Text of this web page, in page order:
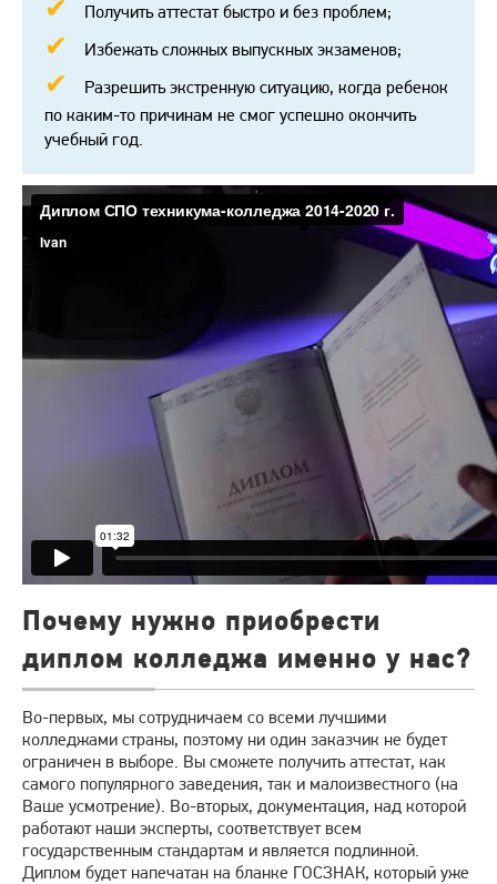
Получить аттестат быстро и без проблем;
Избежать сложных выпускных экзаменов;
Разрешить экстренную ситуацию, когда ребенок
по каким-то причинам не смог успешно окончить
учебный год.
Почему нужно приобрести
диплом колледжа именно у нас?
Во-первых, мы сотрудничаем со всеми лучшими
колледжами страны, поэтому ни один заказчик не будет
ограничен в выборе. Вы сможете получить аттестат, как
самого популярного заведения, так и малоизвестного (на
Ваше усмотрение). Во-вторых, документация, над которой
работают наши эксперты, соответствует всем
государственным стандартам и является подлинной.
Диплом будет напечатан на бланке ГОСЗНАК, который уже